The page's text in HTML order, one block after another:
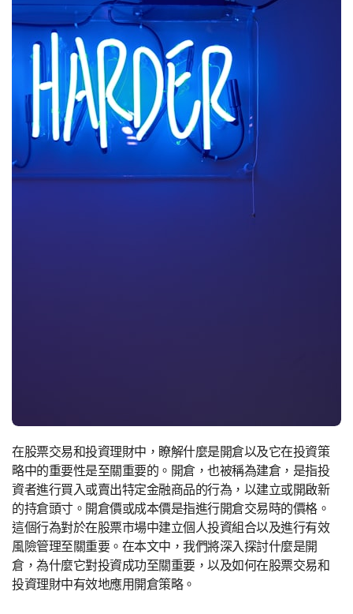
在股票交易和投資理財中，瞭解什麼是開倉以及它在投資策
略中的重要性是至關重要的。開倉，也被稱為建倉，是指投
資者進行買入或賣出特定金融商品的行為，以建立或開啟新
的持倉頭寸。開倉價或成本價是指進行開倉交易時的價格。
這個行為對於在股票市場中建立個人投資組合以及進行有效
風險管理至關重要。在本文中，我們將深入探討什麼是開
倉，為什麼它對投資成功至關重要，以及如何在股票交易和
投資理財中有效地應用開倉策略。